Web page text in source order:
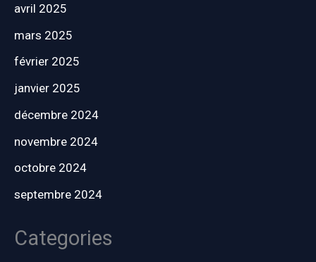
avril 2025
mars 2025
février 2025
janvier 2025
décembre 2024
novembre 2024
octobre 2024
septembre 2024
Categories